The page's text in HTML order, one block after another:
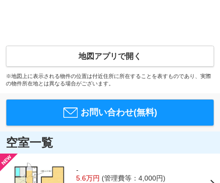
地図アプリで開く
※地図上に表示される物件の位置は付近住所に所在することを表すものであり、実際
の物件所在地とは異なる場合がございます。
お問い合わせ(無料)
空室一覧
-
5.6万円 (管理費等：4,000円)